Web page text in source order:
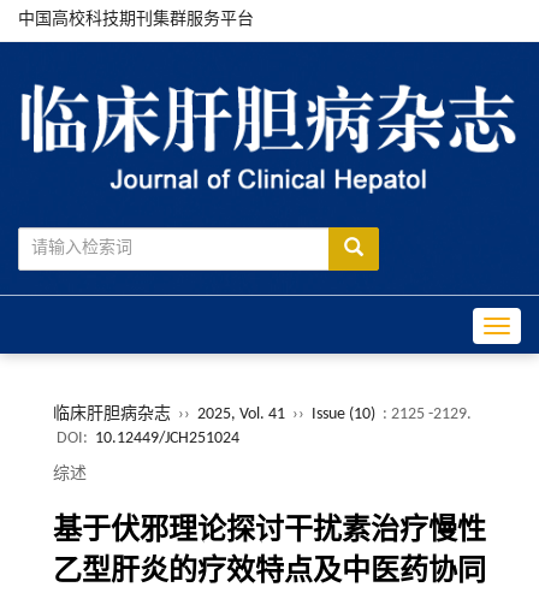
中国高校科技期刊集群服务平台
临床肝胆病杂志 ›› 2025, Vol. 41 ›› Issue (10) : 2125 -2129.
DOI: 10.12449/JCH251024
综述
基于伏邪理论探讨干扰素治疗慢性
乙型肝炎的疗效特点及中医药协同